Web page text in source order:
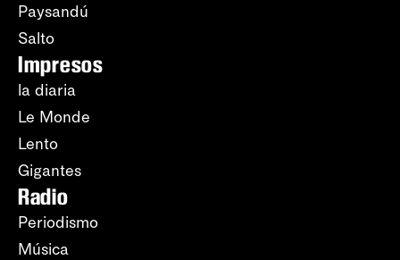
Paysandú
Salto
Impresos
la diaria
Le Monde
Lento
Gigantes
Radio
Periodismo
Música